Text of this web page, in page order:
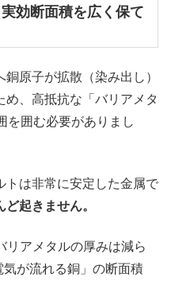
効断面積を広く保て
原子が拡散（染み出し）
め、高抵抗な「バリアメタ
を囲む必要がありまし
は非常に安定した金属で
起きません。
リアメタルの厚みは減ら
が流れる銅」の断面積